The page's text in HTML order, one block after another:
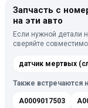
Запчасть с
на эти авто
Если нужной детали
сверяйте
Также встречаются
A0009017503